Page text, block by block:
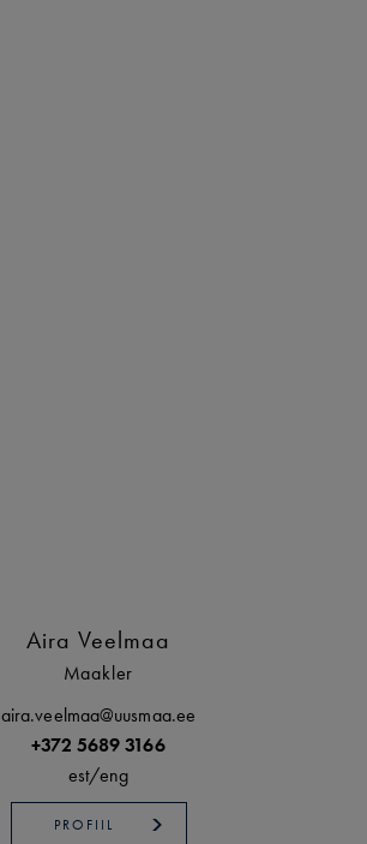
Aira Veelmaa
Maakler
aira.veelmaa@uusmaa.ee
+372 5689 3166
est/eng
PROFIIL